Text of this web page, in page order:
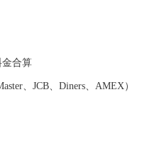
金合算
、JCB、Diners、AMEX）